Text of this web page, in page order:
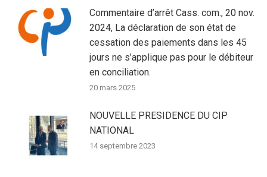
Commentaire d’arrêt Cass. com., 20 nov.
2024, La déclaration de son état de
cessation des paiements dans les 45
jours ne s’applique pas pour le débiteur
en conciliation.
20 mars 2025
NOUVELLE PRESIDENCE DU CIP
NATIONAL
14 septembre 2023